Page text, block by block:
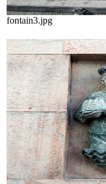
fontain3.jpg